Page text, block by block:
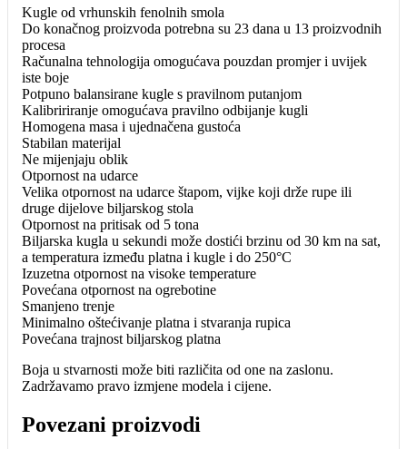
Kugle od vrhunskih fenolnih smola
Do konačnog proizvoda potrebna su 23 dana u 13 proizvodnih
procesa
Računalna tehnologija omogućava pouzdan promjer i uvijek
iste boje
Potpuno balansirane kugle s pravilnom putanjom
Kalibririranje omogućava pravilno odbijanje kugli
Homogena masa i ujednačena gustoća
Stabilan materijal
Ne mijenjaju oblik
Otpornost na udarce
Velika otpornost na udarce štapom, vijke koji drže rupe ili
druge dijelove biljarskog stola
Otpornost na pritisak od 5 tona
Biljarska kugla u sekundi može dostići brzinu od 30 km na sat,
a temperatura između platna i kugle i do 250°C
Izuzetna otpornost na visoke temperature
Povećana otpornost na ogrebotine
Smanjeno trenje
Minimalno oštećivanje platna i stvaranja rupica
Povećana trajnost biljarskog platna
Boja u stvarnosti može biti različita od one na zaslonu.
Zadržavamo pravo izmjene modela i cijene.
Povezani proizvodi